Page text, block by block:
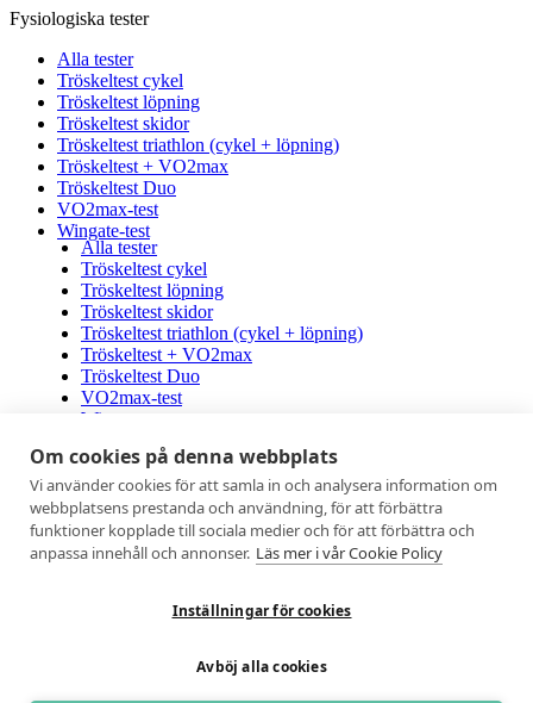
Om cookies på denna webbplats
Vi använder cookies för att samla in och analysera information om
webbplatsens prestanda och användning, för att förbättra
funktioner kopplade till sociala medier och för att förbättra och
anpassa innehåll och annonser. Läs mer i vår Cookie Policy
Inställningar för cookies
Avböj alla cookies
Fysiologiska tester
Alla tester
Tröskeltest cykel
Tröskeltest löpning
Tröskeltest skidor
Tröskeltest triathlon (cykel + löpning)
Tröskeltest + VO2max
Tröskeltest Duo
VO2max-test
Wingate-test
Alla tester
Tröskeltest cykel
Tröskeltest löpning
Tröskeltest skidor
Tröskeltest triathlon (cykel + löpning)
Tröskeltest + VO2max
Tröskeltest Duo
VO2max-test
Wingate-test
Medlemmar
Mina sidor
Vanliga frågor
AUTOGIRO
Mina sidor
AUTOGIRO